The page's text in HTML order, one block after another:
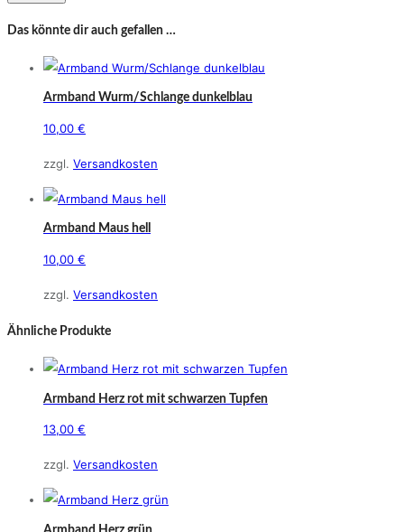
Das könnte dir auch gefallen …
Armband Wurm/Schlange dunkelblau
10,00 €
zzgl. Versandkosten
Armband Maus hell
10,00 €
zzgl. Versandkosten
Ähnliche Produkte
Armband Herz rot mit schwarzen Tupfen
13,00 €
zzgl. Versandkosten